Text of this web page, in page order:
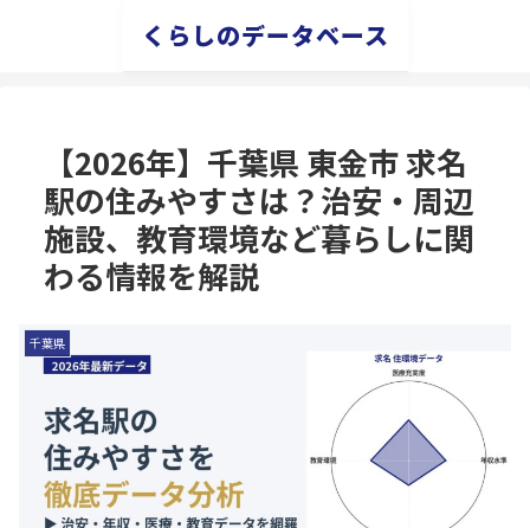
くらしのデータベース
【2026年】千葉県 東金市 求名
駅の住みやすさは？治安・周辺
施設、教育環境など暮らしに関
わる情報を解説
千葉県